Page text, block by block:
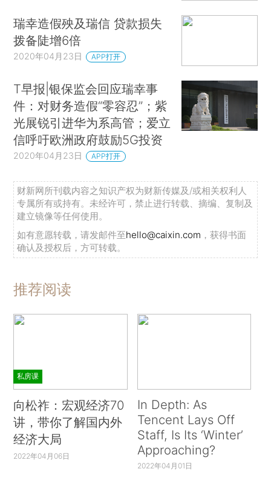
瑞幸造假殃及瑞信 贷款损失
拨备陡增6倍
2020年04月23日 APP打开
T早报|银保监会回应瑞幸事
件：对财务造假“零容忍”；紫
光展锐引进华为系高管；爱立
信呼吁欧洲政府鼓励5G投资
2020年04月23日 APP打开
财新网所刊载内容之知识产权为财新传媒及/或相关权利人
专属所有或持有。未经许可，禁止进行转载、摘编、复制及
建立镜像等任何使用。
如有意愿转载，请发邮件至hello@caixin.com ，获得书面
确认及授权后，方可转载。
推荐阅读
私房课
向松祚：宏观经济70
讲，带你了解国内外
经济大局
2022年04月06日
In Depth: As
Tencent Lays Off
Staff, Is Its ‘Winter’
Approaching?
2022年04月01日